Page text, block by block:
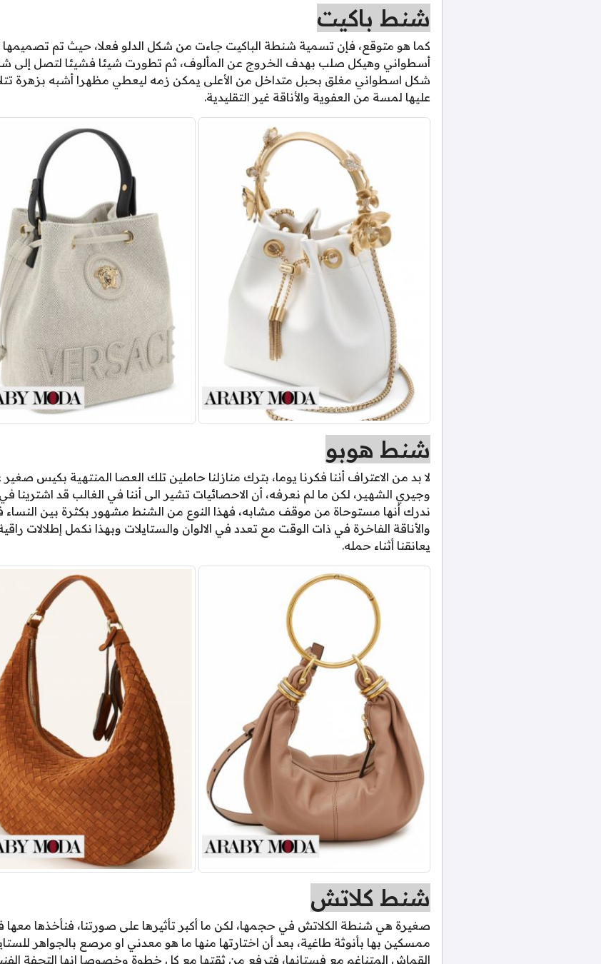
شنط باكيت
كما هو متوقع، فإن تسمية شنطة الباكيت جاءت من شكل الدلو فعلا، حيث تم
أسطواني وهيكل صلب بهدف الخروج عن المألوف، ثم تطورت شيئا فشيئا لتصل إلى
شكل اسطواني مغلق بحبل متداخل من الأعلى يمكن زمه ليعطي مظهرا أشبه بزهرة
عليها لمسة من العفوية والأناقة غير التقليدية.
شنط هوبو
لا بد من الاعتراف أننا فكرنا يوما، بترك منازلنا حاملين تلك العصا المنتهية بكيس
وجيري الشهير، لكن ما لم نعرفه، أن الاحصائيات تشير الى أننا في الغالب قد اشترينا
ندرك أنها مستوحاة من موقف مشابه، فهذا النوع من الشنط مشهور بكثرة بين
والأناقة الفاخرة في ذات الوقت مع تعدد في الالوان والستايلات وبهذا نكمل إطلالات
يعانقنا أثناء حمله.
شنط كلاتش
صغيرة هي شنطة الكلاتش في حجمها، لكن ما أكبر تأثيرها على صورتنا، فنأخذها معها
ممسكين بها بأنوثة طاغية، بعد أن اختارتها منها ما هو معدني او مرصع بالجواهر
القماش المتناغم مع فستانها، فترفع من ثقتها مع كل خطوة وخصوصا انها التحفة